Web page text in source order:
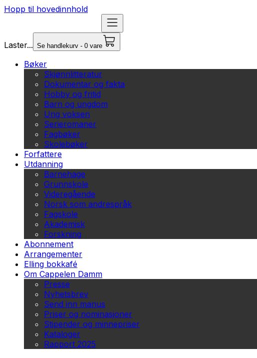
Hopp til hovedinnhold
Laster... Se handlekurv - 0 vare
Bøker
Skjønnlitteratur
Dokumentar og fakta
Hobby og fritid
Barn og ungdom
Ung voksen
Serieromaner
Fagbøker
Skolebøker
Forfattere
Utdanning
Barnehage
Grunnskole
Videregående
Norsk som andrespråk
Fagskole
Akademisk
Forskning
Abonnement
Arrangementer
Elling bokkafé
Om Cappelen Damm
Presse
Nyhetsbrev
Send inn manus
Priser og nominasjoner
Stipender og minnepriser
Kataloger
Rapport 2025